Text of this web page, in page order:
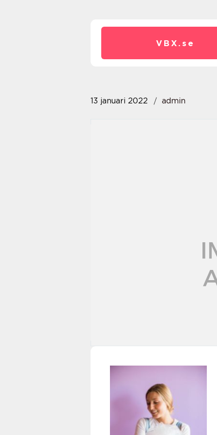
VBX. se
13 januari 2022 admin